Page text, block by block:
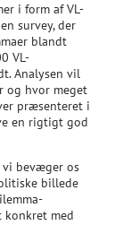
i form af VL-
survey, der
blandt
VL-
Analysen vil
og hvor meget
præsenteret i
en rigtigt god
vi bevæger os
billede
konkret med